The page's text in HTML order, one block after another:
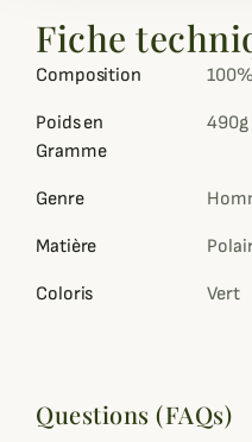
Fiche
Composition
Poids en
Gramme
490g
Genre
Matière
Coloris Vert
Questions (FAQs)